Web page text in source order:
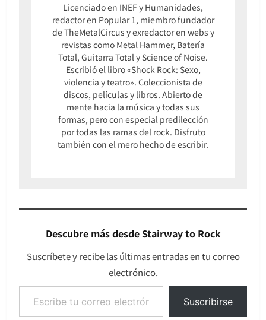
Licenciado en INEF y Humanidades,
redactor en Popular 1, miembro fundador
de TheMetalCircus y exredactor en webs y
revistas como Metal Hammer, Batería
Total, Guitarra Total y Science of Noise.
Escribió el libro «Shock Rock: Sexo,
violencia y teatro». Coleccionista de
discos, películas y libros. Abierto de
mente hacia la música y todas sus
formas, pero con especial predilección
por todas las ramas del rock. Disfruto
también con el mero hecho de escribir.
Descubre más desde Stairway to Rock
Suscríbete y recibe las últimas entradas en tu correo
electrónico.
Escribe tu correo electrónico…
Suscribirse